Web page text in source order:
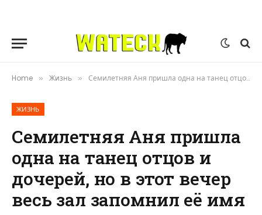
Home » Жизнь » Семилетняя Аня пришла одна на танец отцов и дочерей, но в этот вечер весь зал запомнил её имя
ЖИЗНЬ
Семилетняя Аня пришла
одна на танец отцов и
дочерей, но в этот вечер
весь зал запомнил её имя